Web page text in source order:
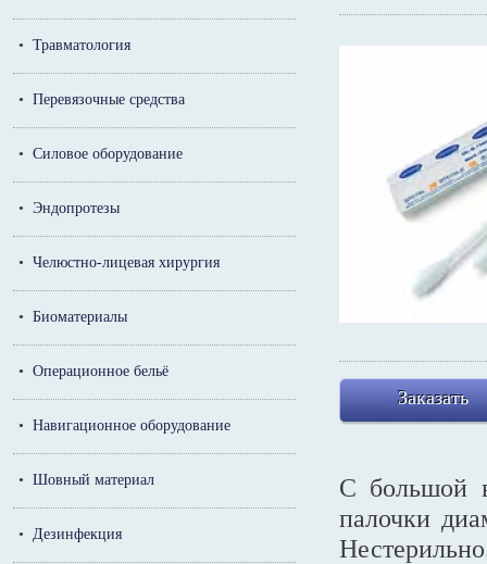
• Травматология
• Перевязочные средства
• Силовое оборудование
• Эндопротезы
• Челюстно-лицевая хирургия
• Биоматериалы
• Операционное бельё
• Навигационное оборудование
• Шовный материал
• Дезинфекция
Заказать
С большой
палочки